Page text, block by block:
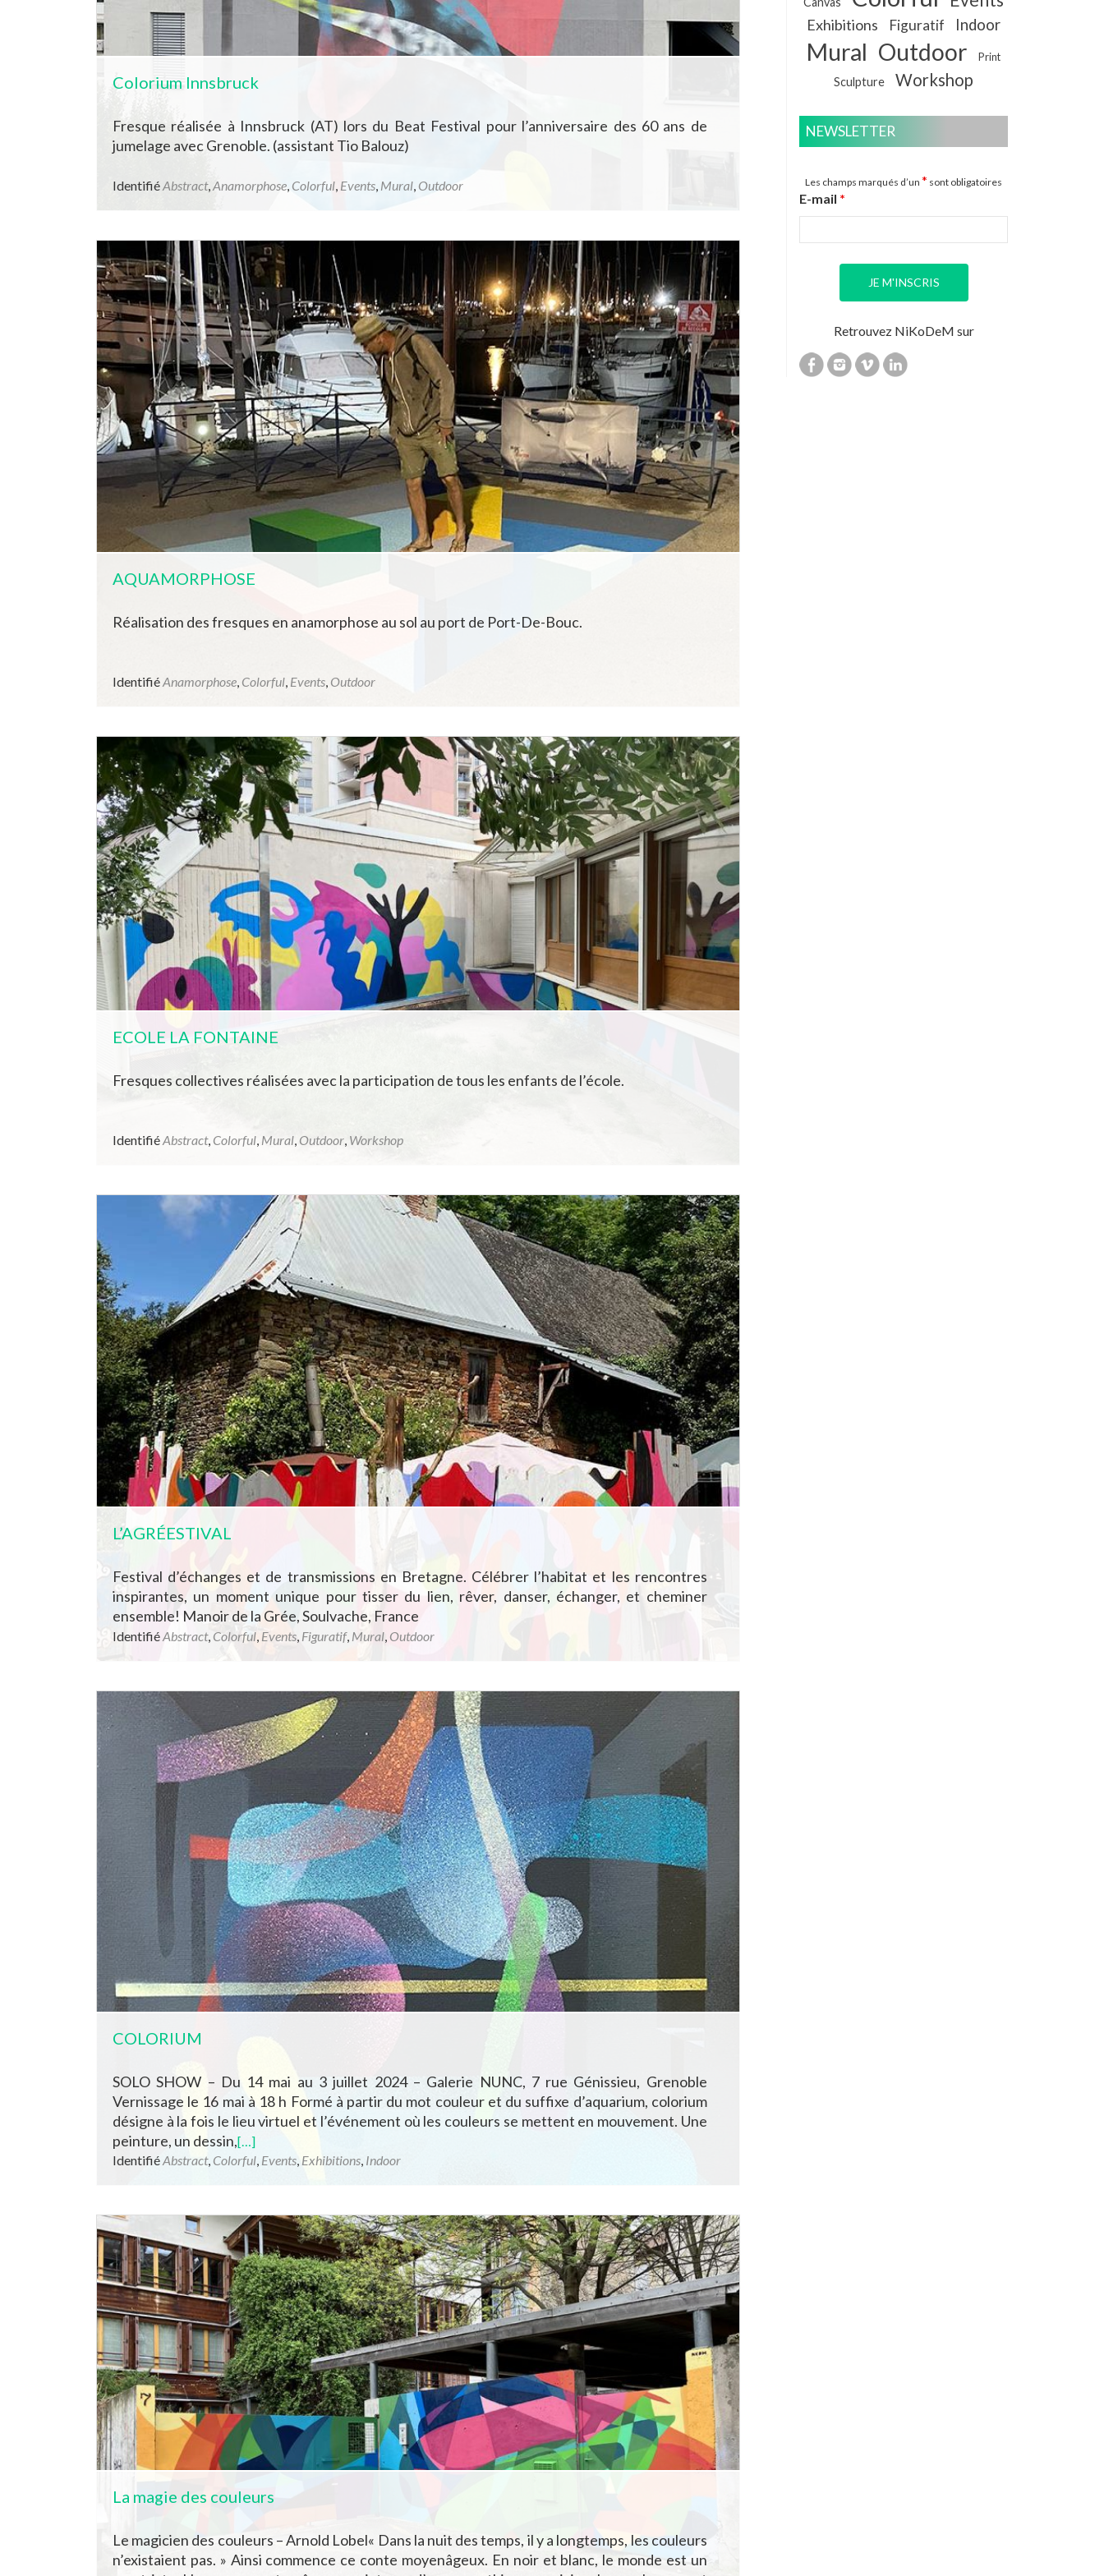
Colorium Innsbruck
Fresque réalisée à Innsbruck (AT) lors du Beat Festival pour l’anniversaire des 60 ans de
jumelage avec Grenoble. (assistant Tio Balouz)
IdentifiéAbstract,Anamorphose, Colorful, Events, Mural, Outdoor
AQUAMORPHOSE
Réalisation des fresques en anamorphose au sol au port de Port-De-Bouc.
IdentifiéAnamorphose, Colorful, Events, Outdoor
ECOLE LA FONTAINE
Fresques collectives réalisées avec la participation de tous les enfants de l’école.
IdentifiéAbstract, Colorful, Mural, Outdoor, Workshop
L’AGRÉESTIVAL
Festival d’échanges et de transmissions en Bretagne. Célébrer l’habitat et les rencontres
inspirantes, un moment unique pour tisser du lien, rêver, danser, échanger, et cheminer
ensemble! Manoir de la Grée, Soulvache, France
IdentifiéAbstract, Colorful Events Figuratif, Mural Outdoor
COLORIUM
SOLO SHOW – Du 14 mai au 3 juillet 2024 – Galerie NUNC, 7 rue Génissieu, Grenoble
Vernissage le 16 mai à 18 h Formé à partir du mot couleur et du suffixe d’aquarium, colorium
désigne à la fois le lieu virtuel et l’événement où les couleurs se mettent en mouvement. Une
peinture, un dessin,[…]
IdentifiéAbstract, Colorful, Events, Exhibitions, Indoor
La magie des couleurs
Le magicien des couleurs – Arnold Lobel« Dans la nuit des temps, il y a longtemps, les couleurs
n’existaient pas. » Ainsi commence ce conte moyenâgeux. En noir et blanc, le monde est un
Exhibitions Figuratif Indoor
Mural Outdoor Print
Sculpture Workshop
NEWSLETTER
Les champs marqués d’un * sont obligatoires
E-mail *
Retrouvez NiKoDeM sur